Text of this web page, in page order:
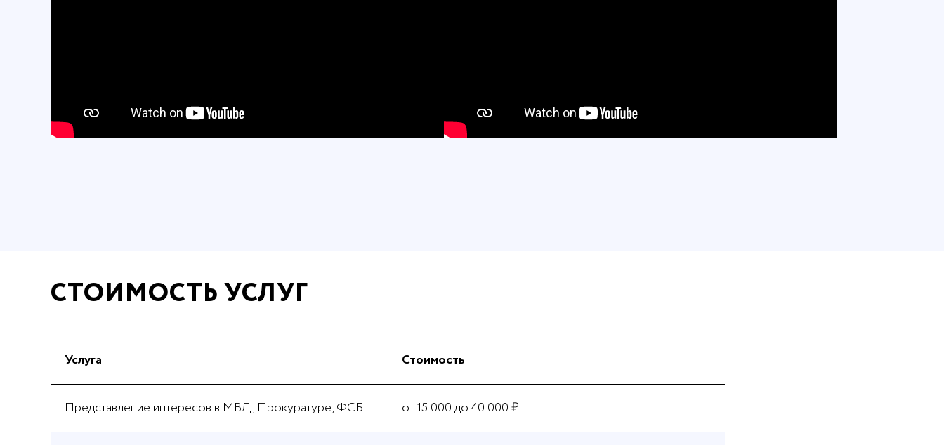
СТОИМОСТЬ УСЛУГ
Услуга Стоимость
Представление интересов в МВД, Прокуратуре, ФСБ от 15 000 до 40 000 ₽